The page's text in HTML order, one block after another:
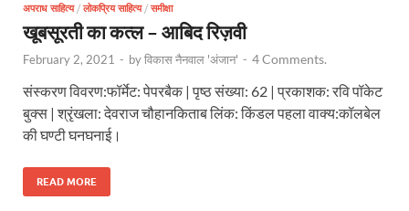
अपराध साहित्य/ लोकप्रिय साहित्य/ समीक्षा
खूबसूरती का कत्ल – आबिद रिज़वी
February 2, 2021 - byविकास नैनवाल 'अंजान' - 4 Comments.
संस्करण विवरण:फॉर्मेट: पेपरबैक | पृष्ठ संख्या: 62 | प्रकाशक: रवि पॉकेट
बुक्स | श्रृंखला: देवराज चौहानकिताब लिंक: किंडल पहला वाक्य:कॉलबेल
की घण्टी घनघनाई।
READ MORE